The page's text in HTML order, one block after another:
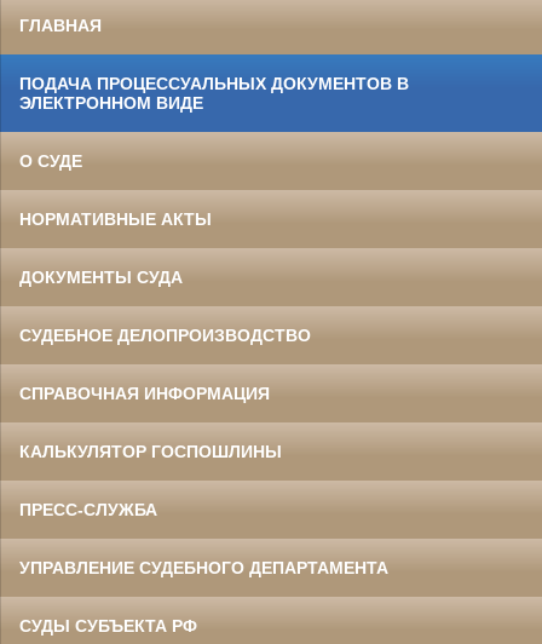
ГЛАВНАЯ
ПОДАЧА ПРОЦЕССУАЛЬНЫХ ДОКУМЕНТОВ В
ЭЛЕКТРОННОМ ВИДЕ
О СУДЕ
НОРМАТИВНЫЕ АКТЫ
ДОКУМЕНТЫ СУДА
СУДЕБНОЕ ДЕЛОПРОИЗВОДСТВО
СПРАВОЧНАЯ ИНФОРМАЦИЯ
КАЛЬКУЛЯТОР ГОСПОШЛИНЫ
ПРЕСС-СЛУЖБА
УПРАВЛЕНИЕ СУДЕБНОГО ДЕПАРТАМЕНТА
СУДЫ СУБЪЕКТА РФ